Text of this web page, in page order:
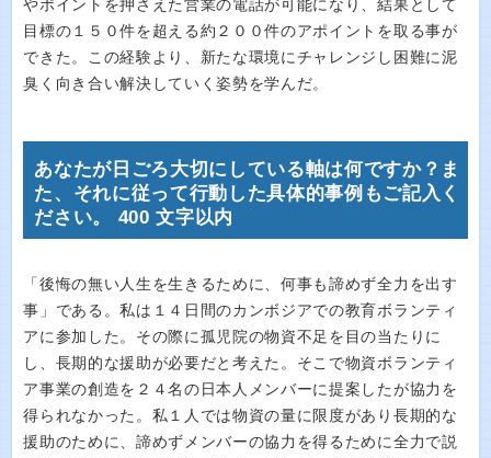
やポイントを押さえた営業の電話が可能になり、結果として
目標の１５０件を超える約２００件のアポイントを取る事が
できた。この経験より、新たな環境にチャレンジし困難に泥
臭く向き合い解決していく姿勢を学んだ。
あなたが日ごろ大切にしている軸は何ですか？ま
た、それに従って行動した具体的事例もご記入く
ださい。 400 文字以内
「後悔の無い人生を生きるために、何事も諦めず全力を出す
事」である。私は１４日間のカンボジアでの教育ボランティ
アに参加した。その際に孤児院の物資不足を目の当たりに
し、長期的な援助が必要だと考えた。そこで物資ボランティ
ア事業の創造を２４名の日本人メンバーに提案したが協力を
得られなかった。私１人では物資の量に限度があり長期的な
援助のために、諦めずメンバーの協力を得るために全力で説